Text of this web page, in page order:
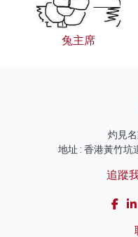
兔主席
灼見
地址 : 香港黃竹坑
追蹤